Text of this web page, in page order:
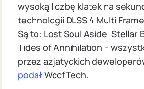
wysoką liczbę klatek na
technologii DLSS 4 Multi
Są to: Lost Soul Aside, Stellar
Tides of Annihilation –
przez azjatyckich
podałWccfTech.